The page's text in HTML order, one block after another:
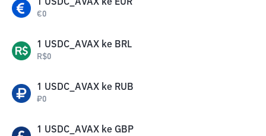
1 USDC_AVAX ke EUR
€0
1 USDC_AVAX ke BRL
R$0
1 USDC_AVAX ke RUB
₽0
1 USDC_AVAX ke GBP